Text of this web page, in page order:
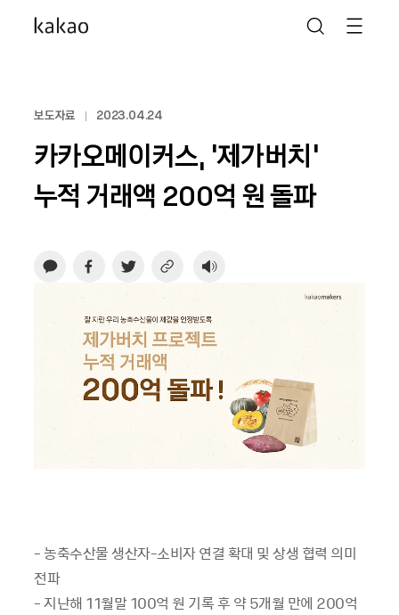
보도자료 2023.04.24
카카오메이커스, ‘제가버치’
누적 거래액 200억 원 돌파
- 농축수산물 생산자-소비자 연결 확대 및 상생 협력 의미
전파
- 지난해 11월말 100억 원 기록 후 약 5개월 만에 200억